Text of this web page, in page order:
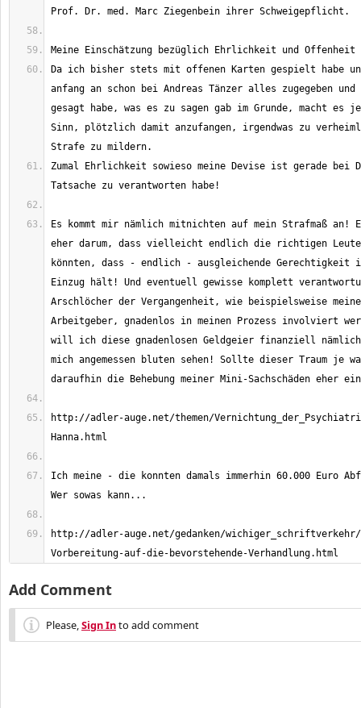
Da ich bisher stets mit offenen Karten gespielt habe
anfang an schon bei Andreas Tänzer alles zugegeben
gesagt habe, was es zu sagen gab im Grunde, macht
Sinn, plötzlich damit anzufangen, irgendwas zu
Zumal Ehrlichkeit sowieso meine Devise ist gerade bei
Es kommt mir nämlich mitnichten auf mein Strafmaß
eher darum, dass vielleicht endlich die richtigen
könnten, dass - endlich - ausgleichende Gerechtigkeit
Einzug hält! Und eventuell gewisse komplett
Arschlöcher der Vergangenheit, wie beispielsweise
Arbeitgeber, gnadenlos in meinen Prozess involviert
will ich diese gnadenlosen Geldgeier finanziell
mich angemessen bluten sehen! Sollte dieser Traum je
http://adler-auge.net/themen/
Ich meine - die konnten damals immerhin 60.000 Euro
http://adler-auge.net/gedanken/wichiger_schriftverkehr/
Vorbereitung-auf-die-bevorstehende-Verhandlung.html
Add Comment
Please,Sign Into add comment